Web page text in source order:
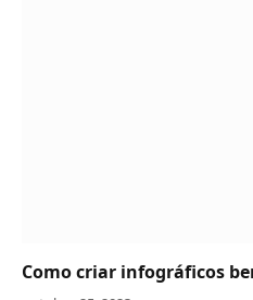
Como criar infográficos